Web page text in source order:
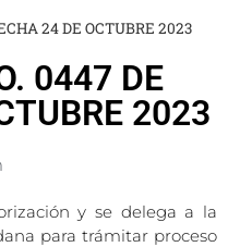
24 DE OCTUBRE 2023
0447 DE
2023
y se delega a la
para trámitar proceso